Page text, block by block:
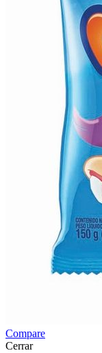
Compare
Cerrar